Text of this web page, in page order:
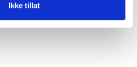
Ikke tillat